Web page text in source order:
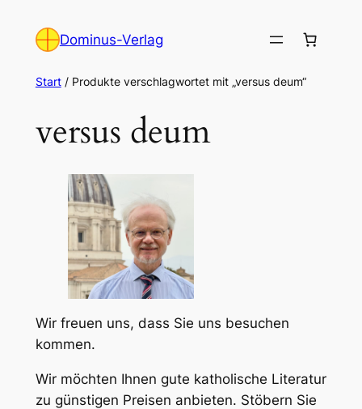
Inhalt
Dominus-Verlag
Start/ Produkte verschlagwortet mit „versus deum“
versus deum
Wir freuen uns, dass Sie uns besuchen
kommen.
Wir möchten Ihnen gute katholische Literatur
zu günstigen Preisen anbieten. Stöbern Sie